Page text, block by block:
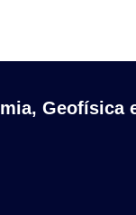
Geofísica